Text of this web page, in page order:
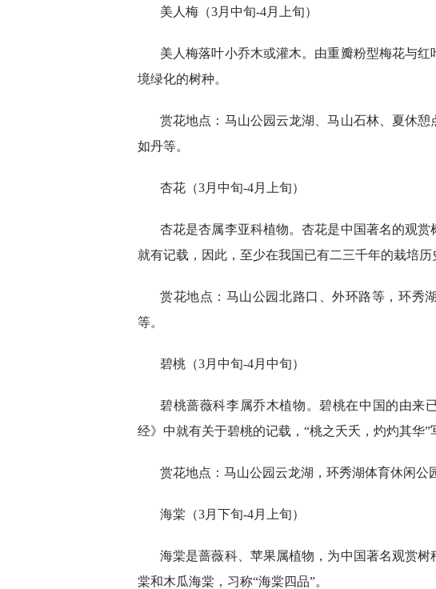
美人梅（3月中旬-4月上旬）
美人梅落叶小乔木或灌木。由重瓣粉型梅花与
境绿化的树种。
赏花地点：马山公园云龙湖、马山石林、夏休憩
如丹等。
杏花（3月中旬-4月上旬）
杏花是杏属李亚科植物。杏花是中国著名的观
就有记载，因此，至少在我国已有二三千年的栽培历
赏花地点：马山公园北路口、外环路等，环秀
等。
碧桃（3月中旬-4月中旬）
碧桃蔷薇科李属乔木植物。碧桃在中国的由来
经》中就有关于碧桃的记载，“桃之夭夭，灼灼其华”
赏花地点：马山公园云龙湖，环秀湖体育休闲公
海棠（3月下旬-4月上旬）
海棠是蔷薇科、苹果属植物，为中国著名观赏
棠和木瓜海棠，习称“海棠四品”。